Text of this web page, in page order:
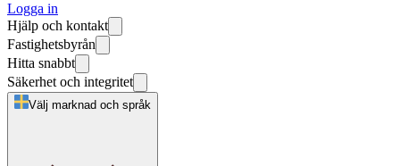
Logga in
Hjälp och kontakt
Fastighetsbyrån
Hitta snabbt
Säkerhet och integritet
Välj marknad och språk